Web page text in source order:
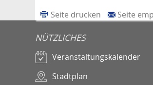
Seite drucken Seite
NÜTZLICHES
Veranstaltungskalender
Stadtplan